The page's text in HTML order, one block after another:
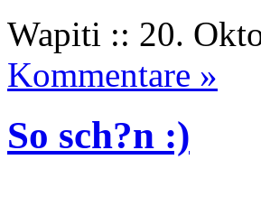
Wapiti :: 20.
Kommentare »
So sch?n :)